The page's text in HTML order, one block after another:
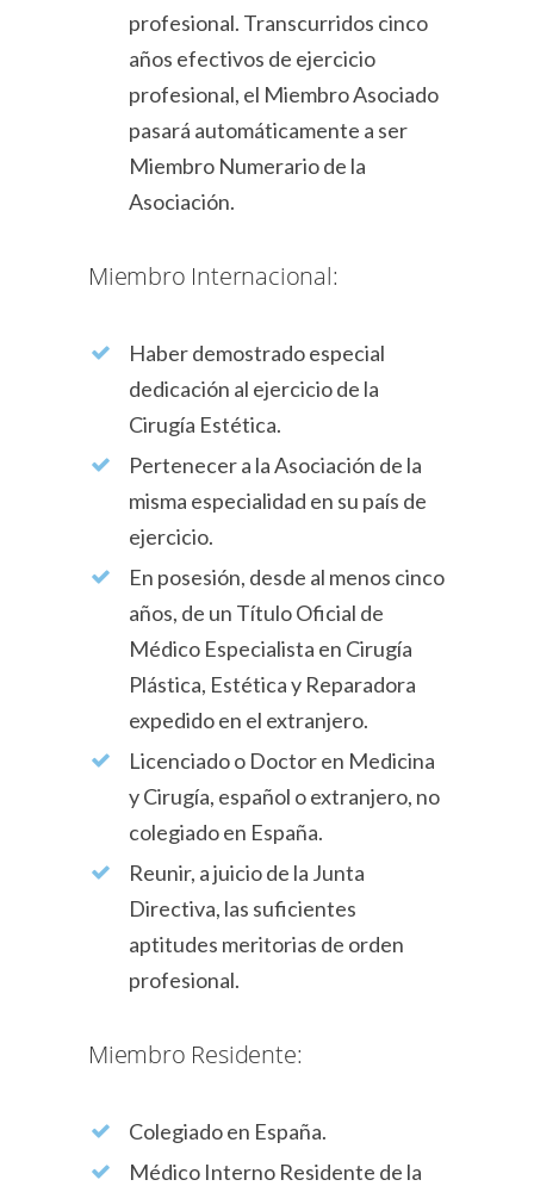
profesional. Transcurridos cinco
años efectivos de ejercicio
profesional, el Miembro Asociado
pasará automáticamente a ser
Miembro Numerario de la
Asociación.
Miembro Internacional:
Haber demostrado especial
dedicación al ejercicio de la
Cirugía Estética.
Pertenecer a la Asociación de la
misma especialidad en su país de
ejercicio.
En posesión, desde al menos cinco
años, de un Título Oficial de
Médico Especialista en Cirugía
Plástica, Estética y Reparadora
expedido en el extranjero.
Licenciado o Doctor en Medicina
y Cirugía, español o extranjero, no
colegiado en España.
Reunir, a juicio de la Junta
Directiva, las suficientes
aptitudes meritorias de orden
profesional.
Miembro Residente:
Colegiado en España.
Médico Interno Residente de la